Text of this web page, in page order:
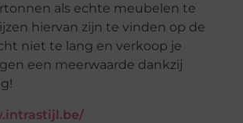
als echte meubelen te
hiervan zijn te vinden op de
niet te lang en verkoop je
een meerwaarde dankzij